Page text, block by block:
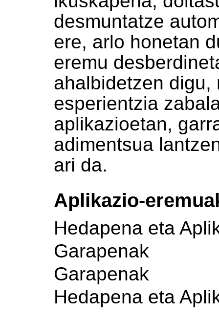
desmuntatze
ere, arlo honetan
eremu
ahalbidetzen digu,
esperientzia
aplikazioetan,
adimentsua
ari da.
Aplikazio-
Hedapena eta
Garapenak
Garapenak
Hedapena eta